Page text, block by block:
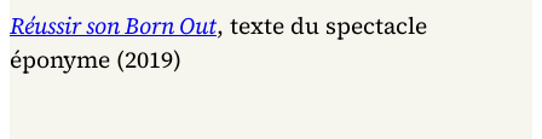
Réussir son Born Out, texte du spectacle
éponyme (2019)